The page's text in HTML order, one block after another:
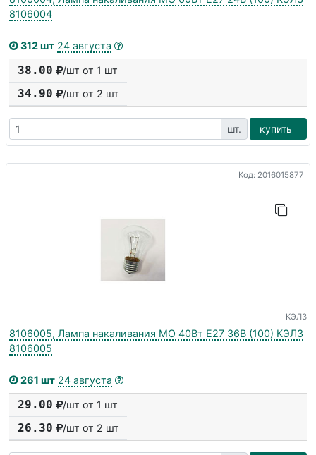
8106004
312 шт 24 августа
38.00 /шт от 1 шт
34.90 /шт от 2 шт
шт. купить
Код: 2016015877
КЭЛЗ
8106005, Лампа накаливания МО 40Вт E27 36В (100) КЭЛЗ
8106005
261 шт 24 августа
29.00 /шт от 1 шт
26.30 /шт от 2 шт